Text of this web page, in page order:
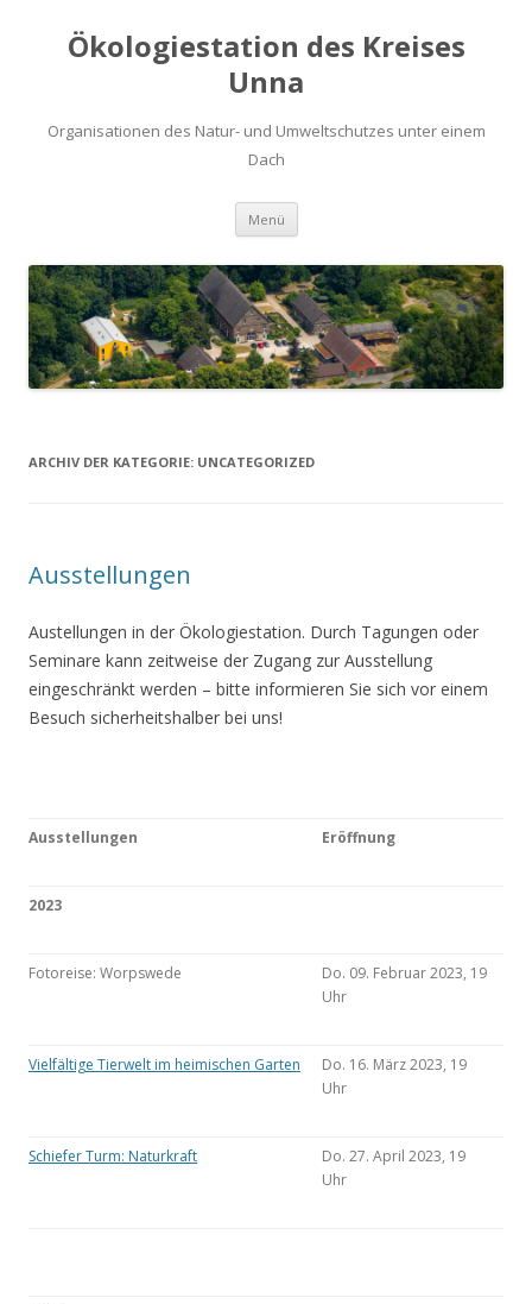
Ökologiestation des Kreises
Unna
Organisationen des Natur- und Umweltschutzes unter einem
Dach
Menü Zum
springen
ARCHIV DER KATEGORIE: UNCATEGORIZED
Ausstellungen
Austellungen in der Ökologiestation. Durch Tagungen oder
Seminare kann zeitweise der Zugang zur Ausstellung
eingeschränkt werden – bitte informieren Sie sich vor einem
Besuch sicherheitshalber bei uns!
Ausstellungen Eröffnung
2023
Fotoreise: Worpswede
Do. 09. Februar 2023, 19
Uhr
Vielfältige Tierwelt im heimischen Garten
Do. 16. März 2023, 19
Uhr
Schiefer Turm: Naturkraft
Do. 27. April 2023, 19
Uhr